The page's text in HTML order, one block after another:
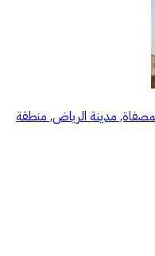
مدينة الرياض, منطقة